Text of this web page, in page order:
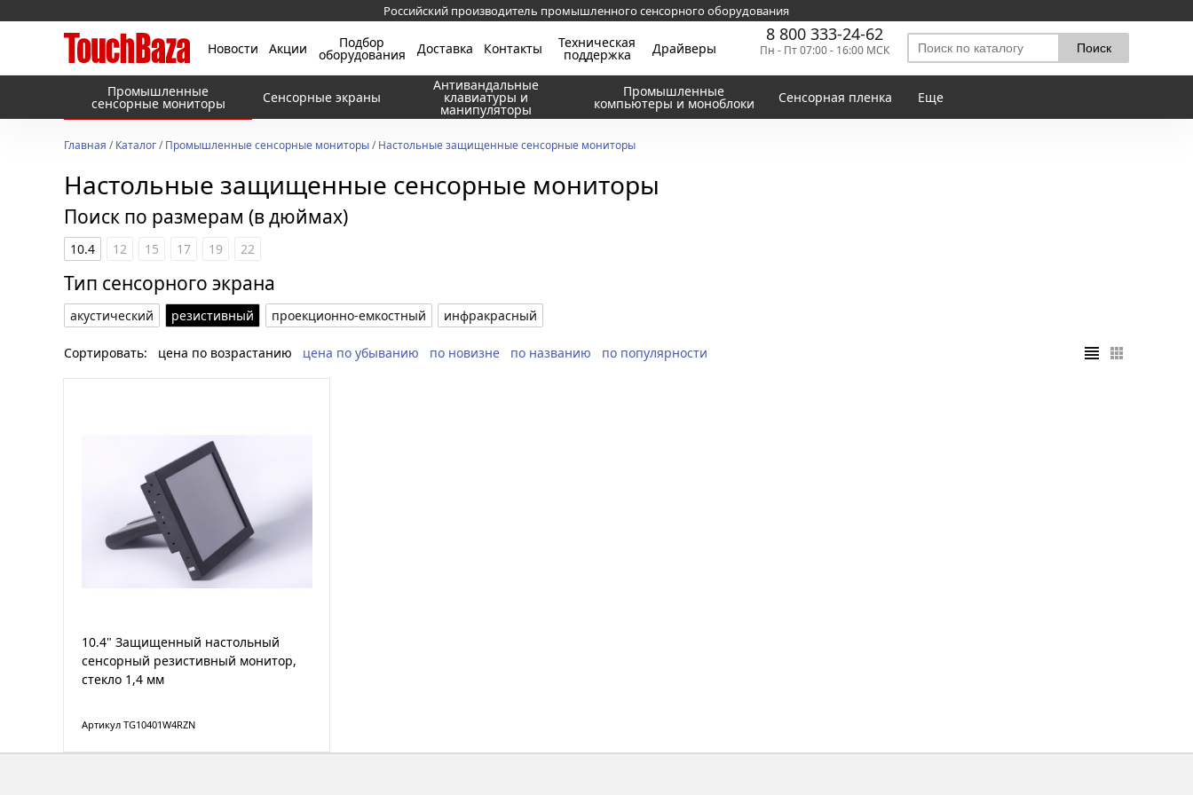
Российский производитель промышленного сенсорного оборудования
Новости Акции Подбор
оборудования Доставка Контакты Техническая
поддержка Драйверы
8 800 333-24-62
Пн - Пт 07:00 - 16:00 МСК
Промышленные
сенсорные мониторы Сенсорные экраны
Антивандальные
клавиатуры и
манипуляторы
Промышленные
компьютеры и моноблоки Сенсорная пленка Еще
Главная /Каталог/Промышленные сенсорные мониторы/Настольные защищенные сенсорные мониторы
Настольные защищенные сенсорные мониторы
Поиск по размерам (в дюймах)
10.4 12 15 17 19 22
Тип сенсорного экрана
акустический резистивный проекционно-емкостный инфракрасный
Сортировать: цена по возрастанию цена по убыванию по новизне по названию по популярности
10.4" Защищенный настольный
сенсорный резистивный монитор,
стекло 1,4 мм
Артикул TG10401W4RZN